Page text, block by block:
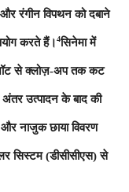
और रंगीन विपथन को दबाने
करते हैं।4सिनेमा में
शॉट से क्लोज़-अप तक कट
अंतर उत्पादन के बाद की
और नाजुक छाया विवरण
सिस्टम (डीसीसीएस) से